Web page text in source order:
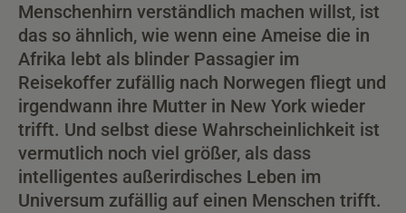
Menschenhirn verständlich machen willst, ist
das so ähnlich, wie wenn eine Ameise die in
Afrika lebt als blinder Passagier im
Reisekoffer zufällig nach Norwegen fliegt und
irgendwann ihre Mutter in New York wieder
trifft. Und selbst diese Wahrscheinlichkeit ist
vermutlich noch viel größer, als dass
intelligentes außerirdisches Leben im
Universum zufällig auf einen Menschen trifft.